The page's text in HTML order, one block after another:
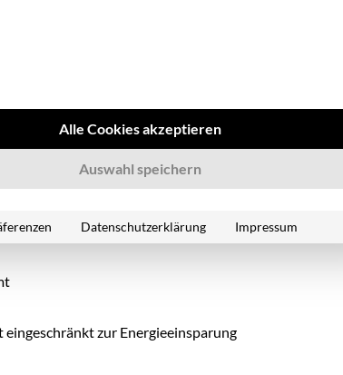
Fahren
eingeschränkt zur Energieeinsparung
Alle Cookies akzeptieren
Auswahl speichern
Datenschutzerklärung Impressum